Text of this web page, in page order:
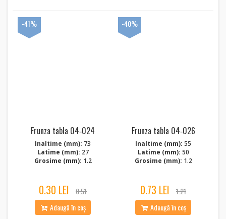
Frunza tabla 04‑024
Inaltime (mm): 73
Latime (mm): 27
Grosime (mm): 1.2
0.30 LEI 0.51
-41%
Adaugă în coș
Frunza tabla 04‑026
Inaltime (mm): 55
Latime (mm): 50
Grosime (mm): 1.2
0.73 LEI 1.21
-40%
Adaugă în coș